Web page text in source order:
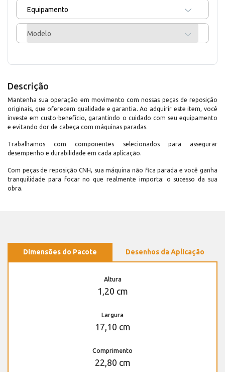
Equipamento
Modelo
Descrição
Mantenha sua operação em movimento com nossas peças de reposição
originais, que oferecem qualidade e garantia. Ao adquirir este item, você
investe em custo-benefício, garantindo o cuidado com seu equipamento
e evitando dor de cabeça com máquinas paradas.
Trabalhamos com componentes selecionados para assegurar
desempenho e durabilidade em cada aplicação.
Com peças de reposição CNH, sua máquina não fica parada e você ganha
tranquilidade para focar no que realmente importa: o sucesso da sua
obra.
Dimensões do Pacote Desenhos da Aplicação
Altura
1,20 cm
Largura
17,10 cm
Comprimento
22,80 cm